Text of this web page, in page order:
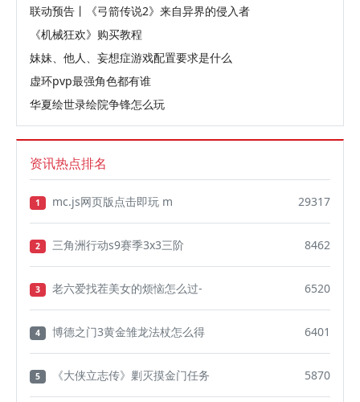
联动预告丨《弓箭传说2》来自异界的侵入者
《机械狂欢》购买教程
妹妹、他人、妄想症游戏配置要求是什么
虚环pvp最强角色都有谁
华夏绘世录绘院争锋怎么玩
资讯热点排名
1 mc.js网页版点击即玩 m 29317
2 三角洲行动s9赛季3x3三阶 8462
3 老六爱找茬美女的烦恼怎么过- 6520
4 博德之门3黄金雏龙法杖怎么得 6401
5 《大侠立志传》剿灭摸金门任务 5870